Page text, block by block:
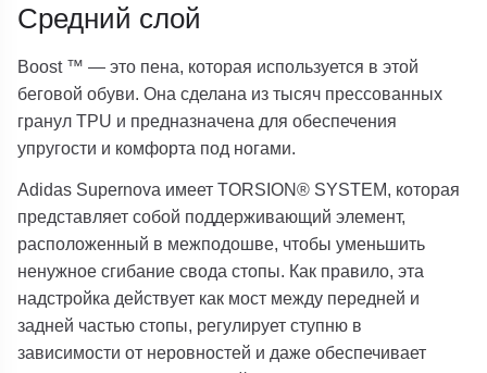
Средний слой
Boost ™ — это пена, которая используется в этой
беговой обуви. Она сделана из тысяч прессованных
гранул TPU и предназначена для обеспечения
упругости и комфорта под ногами.
Adidas Supernova имеет TORSION® SYSTEM, которая
представляет собой поддерживающий элемент,
расположенный в межподошве, чтобы уменьшить
ненужное сгибание свода стопы. Как правило, эта
надстройка действует как мост между передней и
задней частью стопы, регулирует ступню в
зависимости от неровностей и даже обеспечивает